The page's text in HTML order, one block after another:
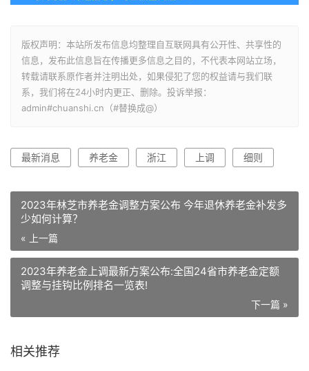
版权声明：本站所发布信息均整理自互联网具有公开性、共享性的
信息，发布此信息旨在传播更多信息之目的，不代表本网站立场，
转载请联系原作者并注明出处，如果侵犯了您的权益请与我们联
系，我们将在24小时内更正、删除。投诉举报：
admin#chuanshi.cn（#替换成@）
最新消息 养老金 浙江 上调 细则
2023年林芝市养老金调整方案公布 今年退休养老金补发多
少如何计算？
« 上一篇
2023年养老金上调最新方案公布:全国24省市养老金定额
调整与挂钩比例排名一览表!
下一篇 »
相关推荐